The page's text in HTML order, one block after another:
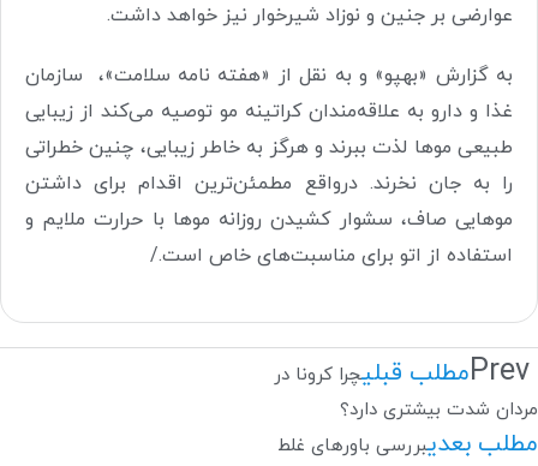
عوارضی بر جنین و نوزاد شیرخوار نیز خواهد داشت.
به گزارش «بهپو» و به نقل از «هفته نامه سلامت»، سازمان
غذا و دارو به علاقه‌مندان کراتینه مو توصیه می‌کند از زیبایی
طبیعی موها لذت ببرند و هرگز به خاطر زیبایی، چنین خطراتی
را به جان نخرند. درواقع مطمئن‌ترین اقدام برای داشتن
موهایی صاف، سشوار کشیدن روزانه موها با حرارت ملایم و
استفاده از اتو برای مناسبت‌های خاص است./
Prevمطلب قبلیچرا کرونا در
مردان شدت بیشتری دارد؟
مطلب بعدیبررسی باورهای غلط